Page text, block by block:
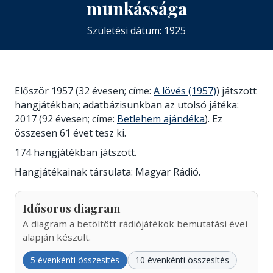
munkássága
Születési dátum: 1925
Először 1957 (32 évesen; címe: A lövés (1957)) játszott
hangjátékban; adatbázisunkban az utolsó játéka:
2017 (92 évesen; címe: Betlehem ajándéka). Ez
összesen 61 évet tesz ki.
174 hangjátékban játszott.
Hangjátékainak társulata: Magyar Rádió.
Idősoros diagram
A diagram a betöltött rádiójátékok bemutatási évei
alapján készült.
5 évenkénti összesítés 10 évenkénti összesítés